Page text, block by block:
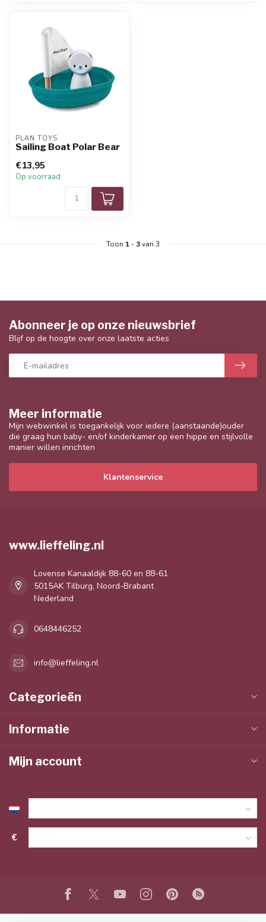
PLAN TOYS
Sailing Boat Polar Bear
€13,95
Op voorraad
Toon 1 -3van 3
Meer informatie
Mijn webwinkel is toegankelijk voor iedere (aanstaande)ouder
die graag hun baby- en/of kinderkamer op een hippe en stijlvolle
manier willen inrichten
Klantenservice
Abonneer je op onze nieuwsbrief
Blijf op de hoogte over onze laatste acties
www.lieffeling.nl
Lovense Kanaaldijk 88-60 en 88-61
5015AK Tilburg, Noord-Brabant
Nederland
0648446252
info@lieffeling.nl
Categorieën
Informatie
Mijn account
€